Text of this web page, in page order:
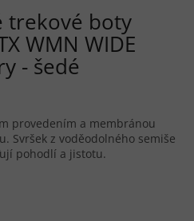
trekové boty
WMN WIDE
- šedé
provedením a membránou
Svršek z voděodolného semiše
pohodlí a jistotu.